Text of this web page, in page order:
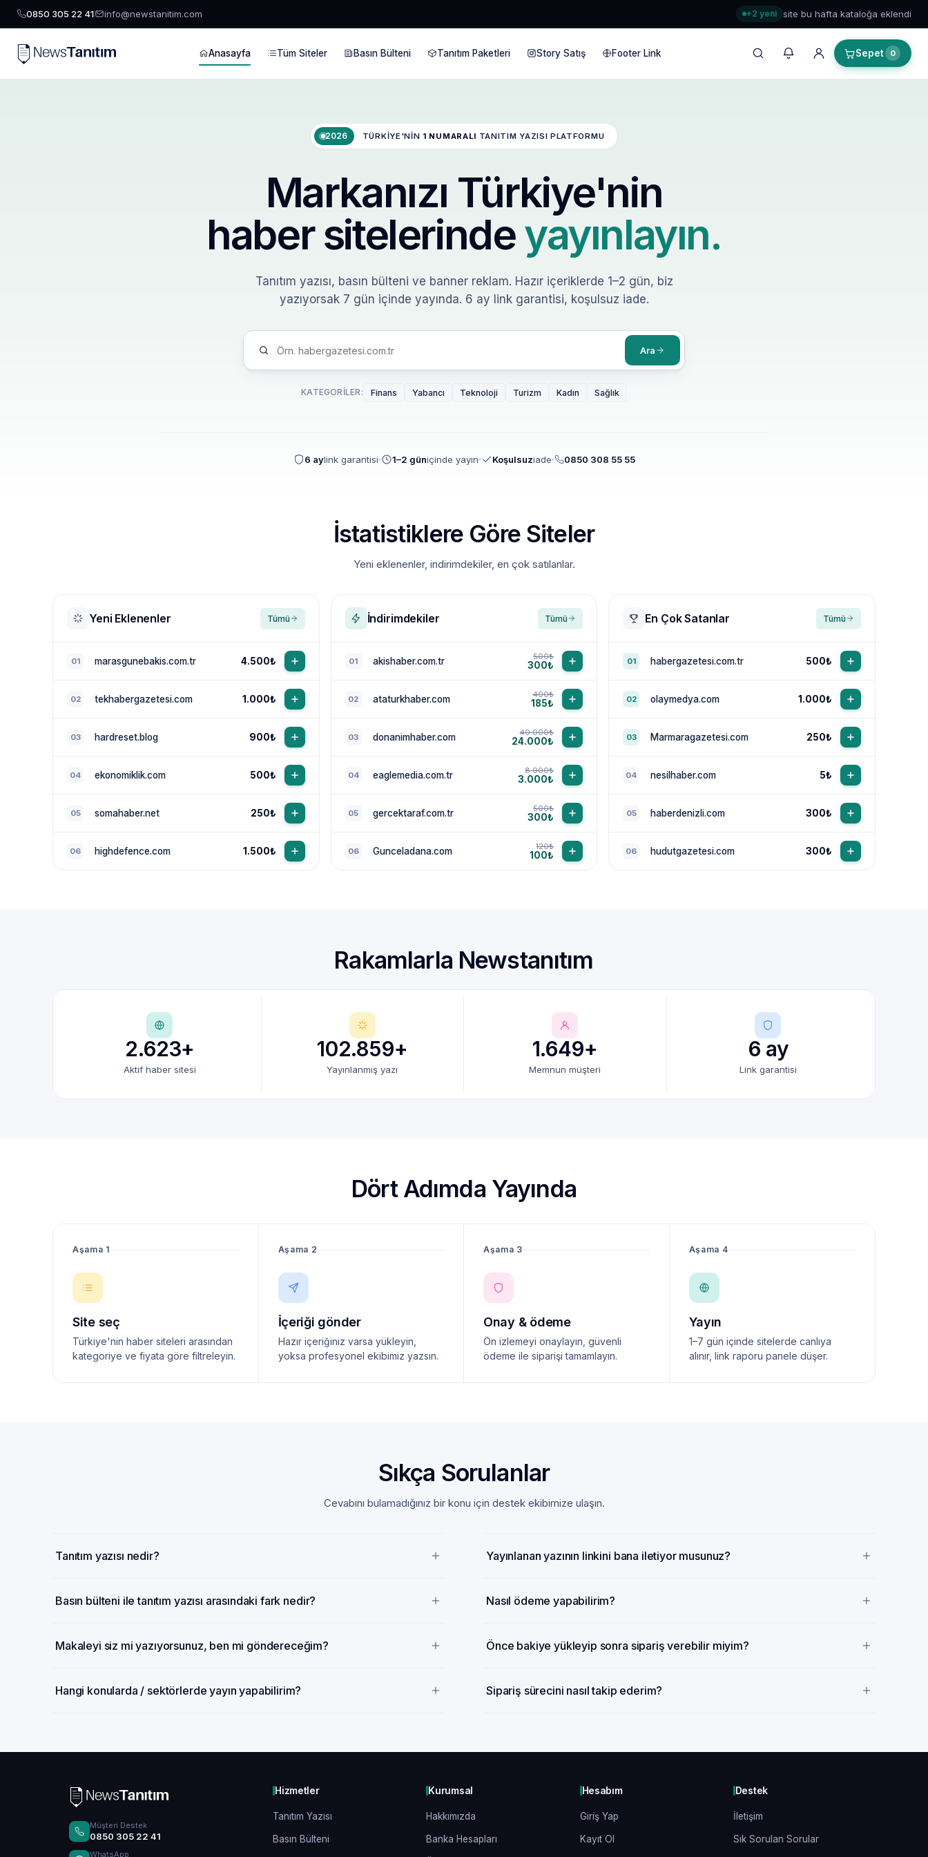
0850 305 22 41 info@newstanitim.com +2 yeni site bu hafta kataloğa eklendi
Anasayfa Tüm Siteler Basın Bülteni Tanıtım Paketleri Story Satış Footer Link Sepet 0
2026 TÜRKIYE'NIN 1 NUMARALI TANITIM YAZISI PLATFORMU
Markanızı Türkiye'nin
haber sitelerindeyayınlayın.
Tanıtım yazısı, basın bülteni ve banner reklam. Hazır içeriklerde 1–2 gün, biz
yazıyorsak 7 gün içinde yayında. 6 ay link garantisi, koşulsuz iade.
Ara
KATEGORILER: Finans Yabancı Teknoloji Turizm Kadın Sağlık
6 aylink garantisi 1–2 güniçinde yayın Koşulsuziade 0850 308 55 55
İstatistiklere Göre Siteler
Yeni eklenenler, indirimdekiler, en çok satılanlar.
Yeni Eklenenler Tümü
01 marasgunebakis.com.tr 4.500₺
02 tekhabergazetesi.com 1.000₺
03 hardreset.blog 900₺
04 ekonomiklik.com 500₺
05 somahaber.net 250₺
06 highdefence.com 1.500₺
İndirimdekiler Tümü
01 akishaber.com.tr 500₺
300₺
02 ataturkhaber.com 400₺
185₺
03 donanimhaber.com 40.000₺
24.000₺
04 eaglemedia.com.tr 8.000₺
3.000₺
05 gercektaraf.com.tr 500₺
300₺
06 Gunceladana.com 120₺
100₺
En Çok Satanlar Tümü
01 habergazetesi.com.tr 500₺
02 olaymedya.com 1.000₺
03 Marmaragazetesi.com 250₺
04 nesilhaber.com 5₺
05 haberdenizli.com 300₺
06 hudutgazetesi.com 300₺
Rakamlarla Newstanıtım
2.623+
Aktif haber sitesi
102.859+
Yayınlanmış yazı
1.649+
Memnun müşteri
6 ay
Link garantisi
Dört Adımda Yayında
Aşama 1
Site seç
Türkiye'nin haber siteleri arasından
kategoriye ve fiyata göre filtreleyin.
Aşama 2
İçeriği gönder
Hazır içeriğiniz varsa yükleyin,
yoksa profesyonel ekibimiz yazsın.
Aşama 3
Onay & ödeme
Ön izlemeyi onaylayın, güvenli
ödeme ile siparişi tamamlayın.
Aşama 4
Yayın
1–7 gün içinde sitelerde canlıya
alınır, link raporu panele düşer.
Sıkça Sorulanlar
Cevabını bulamadığınız bir konu için destek ekibimize ulaşın.
Tanıtım yazısı nedir?
Basın bülteni ile tanıtım yazısı arasındaki fark nedir?
Makaleyi siz mi yazıyorsunuz, ben mi göndereceğim?
Hangi konularda / sektörlerde yayın yapabilirim?
Yayınlanan yazının linkini bana iletiyor musunuz?
Nasıl ödeme yapabilirim?
Önce bakiye yükleyip sonra sipariş verebilir miyim?
Sipariş sürecini nasıl takip ederim?
Müşteri Destek
0850 305 22 41
WhatsApp
Hizmetler
Tanıtım Yazısı
Basın Bülteni
Kurumsal
Hakkımızda
Banka Hesapları
Hesabım
Giriş Yap
Kayıt Ol
Destek
İletişim
Sık Sorulan Sorular